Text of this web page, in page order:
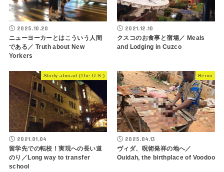
2025.10.20
ニューヨーカーとはこういう人間
である／ Truth about New
Yorkers
2021.12.10
クスコのお食事と宿場／ Meals
and Lodging in Cuzco
Study abroad (The U.S.)
2021.01.04
留学先での転校！実現への長い道
のり／Long way to transfer
school
Benin
2025.04.13
ヴィダ、呪術発祥の地へ／
Ouidah, the birthplace of Voodoo